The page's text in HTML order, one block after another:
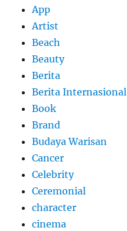
App
Artist
Beach
Beauty
Berita
Berita Internasional
Book
Brand
Budaya Warisan
Cancer
Celebrity
Ceremonial
character
cinema